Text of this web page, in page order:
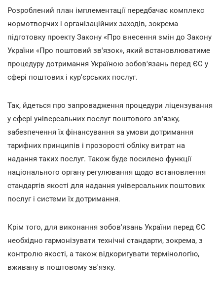
Розроблений план імплементації передбачає комплекс
нормотворчих і організаційних заходів, зокрема
підготовку проекту Закону «Про внесення змін до Закону
України «Про поштовий зв'язок», який встановлюватиме
процедуру дотримання Україною зобов'язань перед ЄС у
сфері поштових і кур'єрських послуг.
Так, йдеться про запровадження процедури ліцензування
у сфері універсальних послуг поштового зв'язку,
забезпечення їх фінансування за умови дотримання
тарифних принципів і прозорості обліку витрат на
надання таких послуг. Також буде посилено функції
національного органу регулювання щодо встановлення
стандартів якості для надання універсальних поштових
послуг і системи їх дотримання.
Крім того, для виконання зобов'язань України перед ЄС
необхідно гармонізувати технічні стандарти, зокрема, з
контролю якості, а також відкоригувати термінологію,
вживану в поштовому зв'язку.